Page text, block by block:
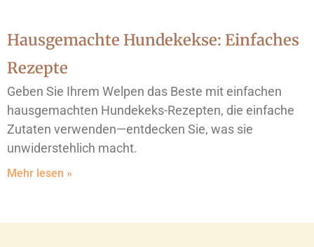
Hausgemachte Hundekekse: Einfaches
Rezepte
Geben Sie Ihrem Welpen das Beste mit einfachen
hausgemachten Hundekeks-Rezepten, die einfache
Zutaten verwenden—entdecken Sie, was sie
unwiderstehlich macht.
Mehr lesen »